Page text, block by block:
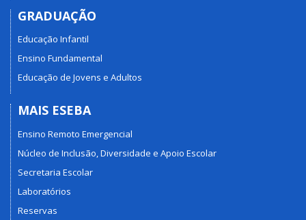
GRADUAÇÃO
Educação Infantil
Ensino Fundamental
Educação de Jovens e Adultos
MAIS ESEBA
Ensino Remoto Emergencial
Núcleo de Inclusão, Diversidade e Apoio Escolar
Secretaria Escolar
Laboratórios
Reservas